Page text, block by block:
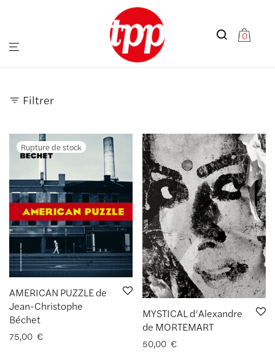
0
Filtrer
AMERICAN PUZZLE de
Jean-Christophe
Béchet
75,00 €
MYSTICAL d’Alexandre
de MORTEMART
50,00 €